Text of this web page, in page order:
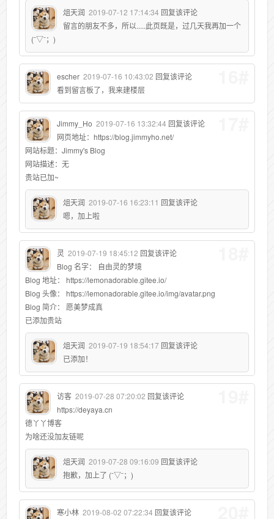
俎天润 2019-07-12 17:14:34 回复该评论
留言的朋友不多，所以.....此页既是，过几天我再加一个
(ˉ▽ˉ；)
escher 2019-07-16 10:43:02 回复该评论
看到留言板了，我来建楼层
Jimmy_Ho 2019-07-16 13:32:44 回复该评论
网页地址：https://blog.jimmyho.net/
网站标题：Jimmy's Blog
网站描述：无
贵站已加~
俎天润 2019-07-16 16:23:11 回复该评论
嗯，加上啦
灵 2019-07-19 18:45:12 回复该评论
Blog 名字： 自由灵的梦境
Blog 地址： https://lemonadorable.gitee.io/
Blog 头像： https://lemonadorable.gitee.io/img/avatar.png
Blog 简介： 愿美梦成真
已添加贵站
俎天润 2019-07-19 18:54:17 回复该评论
已添加！
访客 2019-07-28 07:20:02 回复该评论
https://deyaya.cn
德丫丫博客
为啥还没加友链呢
俎天润 2019-07-28 09:16:09 回复该评论
抱歉，加上了 (ˉ▽ˉ；)
寒小林 2019-08-02 07:22:34 回复该评论